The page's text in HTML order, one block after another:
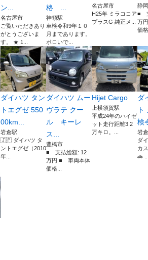
ン...
名古屋市
ご覧いただきあり
がとうございま
す。 ★ 1...
格 ...
神領駅
車検令和9年１０
月まであります。
ボロいで...
名古屋市
H25年 ミラココア
プラスG 純正メ...
静
■
万
価格
ダイハツ タン
トエグゼ 550
00km...
岩倉駅
🇯🇵 ダイハツ タ
ントエグゼ（2010
年...
ダイハツ ムー
ヴラテ クー
ル キーレ
ス...
豊橋市
■ 支払総額: 12
万円 ■ 車両本体
価格...
Hijet Cargo
上横須賀駅
平成24年のハイゼ
ット走行距離3.2
万キロ。...
ダ
ト
検
岩
ダ
カ
🚗 ...